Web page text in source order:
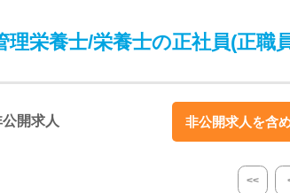
理栄養士/栄養士の正社員(正職
開求人 非公開求人を含
<<